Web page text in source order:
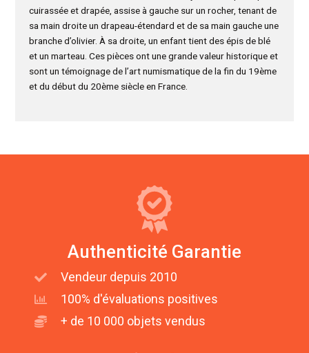
cuirassée et drapée, assise à gauche sur un rocher, tenant de
sa main droite un drapeau-étendard et de sa main gauche une
branche d’olivier. À sa droite, un enfant tient des épis de blé
et un marteau. Ces pièces ont une grande valeur historique et
sont un témoignage de l’art numismatique de la fin du 19ème
et du début du 20ème siècle en France.
Authenticité Garantie
Vendeur depuis 2010
100% d'évaluations positives
+ de 10 000 objets vendus